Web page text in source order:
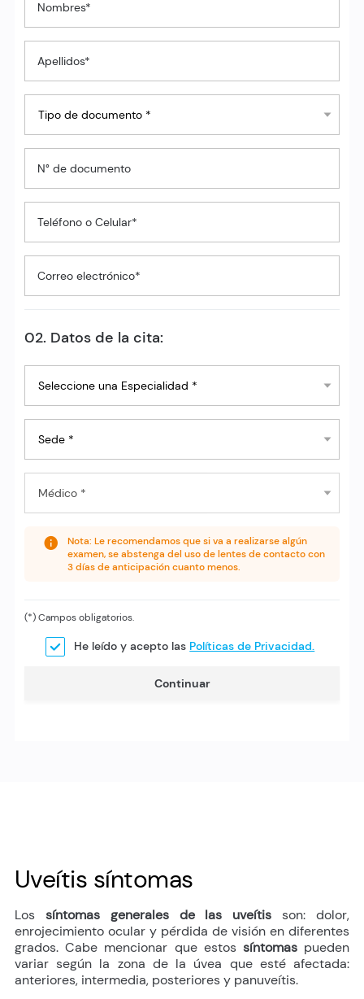
Nombres*
Apellidos*
N° de documento
Teléfono o Celular*
Correo electrónico*
02. Datos de la cita:
Nota: Le recomendamos que si va a realizarse algún
examen, se abstenga del uso de lentes de contacto con
3 días de anticipación cuanto menos.
(*) Campos obligatorios.
He leído y acepto las Políticas de Privacidad.
Continuar
Uveítis síntomas
Los síntomas generales de las uveítis son: dolor,
enrojecimiento ocular y pérdida de visión en diferentes
grados. Cabe mencionar que estos síntomaspueden
variar según la zona de la úvea que esté afectada:
anteriores, intermedia, posteriores y panuveítis.